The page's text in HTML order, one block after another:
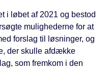
i løbet af 2021 og bestod
mulighederne for at
forslag til løsninger, og
der skulle afdække
som fremkom i den